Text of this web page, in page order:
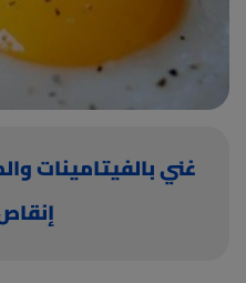
الأسئلة الشائعة
غني بالفيتامينات